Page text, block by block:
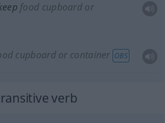
food cupboard or
cupboard or container OBS
verb